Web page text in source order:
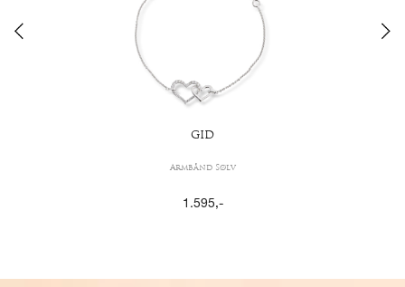
GID
Armbånd Sølv
1.595,-